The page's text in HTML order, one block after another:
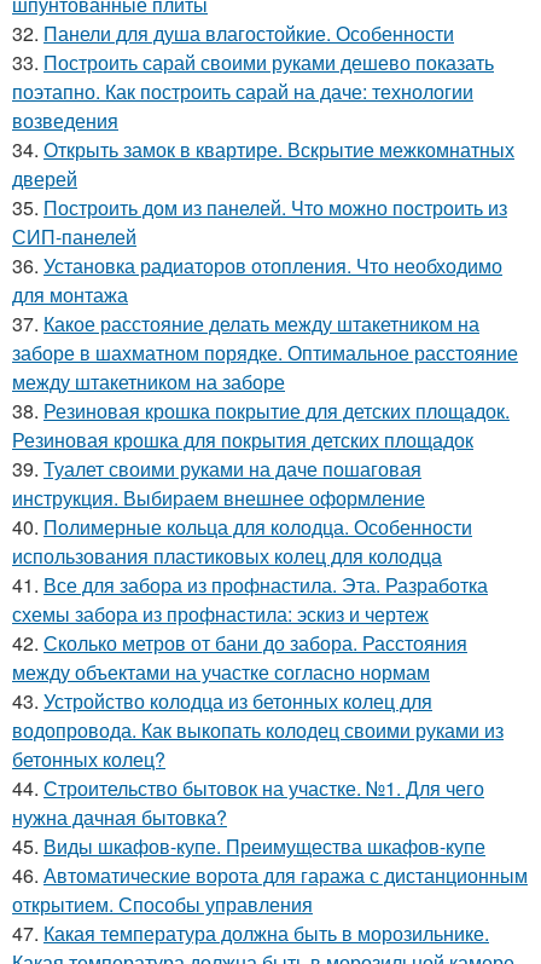
32. Панели для душа влагостойкие. Особенности
33. Построить сарай своими руками дешево показать
поэтапно. Как построить сарай на даче: технологии
возведения
34. Открыть замок в квартире. Вскрытие межкомнатных
дверей
35. Построить дом из панелей. Что можно построить из
СИП-панелей
36. Установка радиаторов отопления. Что необходимо
для монтажа
37. Какое расстояние делать между штакетником на
заборе в шахматном порядке. Оптимальное расстояние
между штакетником на заборе
38. Резиновая крошка покрытие для детских площадок.
Резиновая крошка для покрытия детских площадок
39. Туалет своими руками на даче пошаговая
инструкция. Выбираем внешнее оформление
40. Полимерные кольца для колодца. Особенности
использования пластиковых колец для колодца
41. Все для забора из профнастила. Эта. Разработка
схемы забора из профнастила: эскиз и чертеж
42. Сколько метров от бани до забора. Расстояния
между объектами на участке согласно нормам
43. Устройство колодца из бетонных колец для
водопровода. Как выкопать колодец своими руками из
бетонных колец?
44. Строительство бытовок на участке. №1. Для чего
нужна дачная бытовка?
45. Виды шкафов-купе. Преимущества шкафов-купе
46. Автоматические ворота для гаража с дистанционным
открытием. Способы управления
47. Какая температура должна быть в морозильнике.